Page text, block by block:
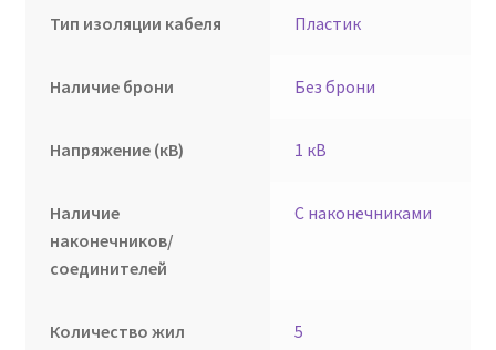
Тип изоляции кабеля Пластик
Наличие брони Без брони
Напряжение (кВ) 1 кВ
Наличие
наконечников/
соединителей
С наконечниками
Количество жил 5